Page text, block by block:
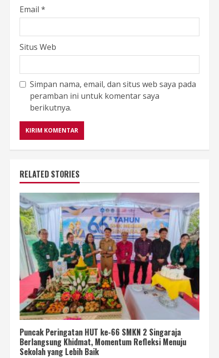
Email *
Situs Web
Simpan nama, email, dan situs web saya pada
peramban ini untuk komentar saya
berikutnya.
RELATED STORIES
Puncak Peringatan HUT ke-66 SMKN 2 Singaraja
Berlangsung Khidmat, Momentum Refleksi Menuju
Sekolah yang Lebih Baik